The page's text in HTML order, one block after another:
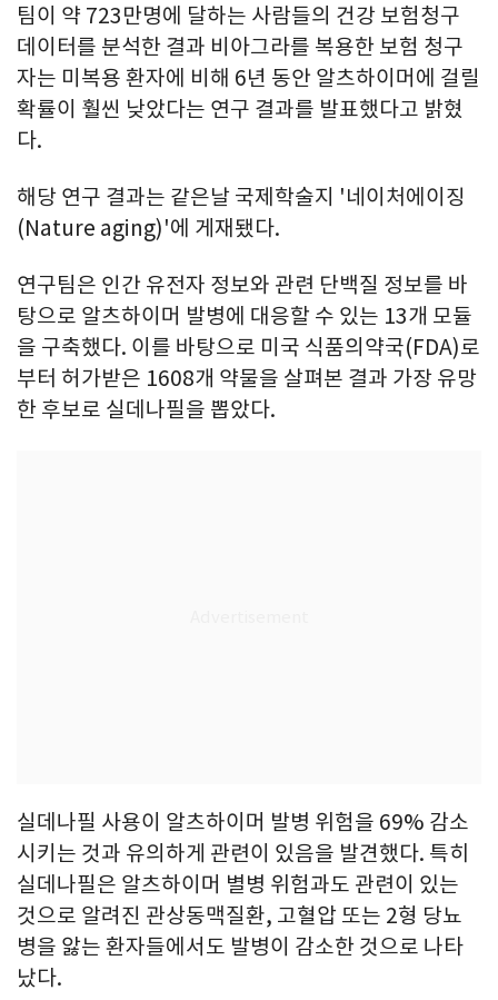
팀이 약 723만명에 달하는 사람들의 건강 보험청구
데이터를 분석한 결과 비아그라를 복용한 보험 청구
자는 미복용 환자에 비해 6년 동안 알츠하이머에 걸릴
확률이 훨씬 낮았다는 연구 결과를 발표했다고 밝혔
다.
해당 연구 결과는 같은날 국제학술지 '네이처에이징
(Nature aging)'에 게재됐다.
연구팀은 인간 유전자 정보와 관련 단백질 정보를 바
탕으로 알츠하이머 발병에 대응할 수 있는 13개 모듈
을 구축했다. 이를 바탕으로 미국 식품의약국(FDA)로
부터 허가받은 1608개 약물을 살펴본 결과 가장 유망
한 후보로 실데나필을 뽑았다.
실데나필 사용이 알츠하이머 발병 위험을 69% 감소
시키는 것과 유의하게 관련이 있음을 발견했다. 특히
실데나필은 알츠하이머 별병 위험과도 관련이 있는
것으로 알려진 관상동맥질환, 고혈압 또는 2형 당뇨
병을 앓는 환자들에서도 발병이 감소한 것으로 나타
났다.